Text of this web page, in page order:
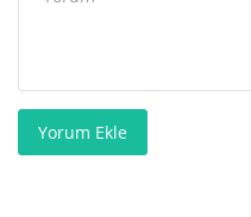
Yorum Ekle